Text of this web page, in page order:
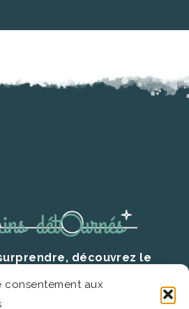
consentement aux
découvrez le